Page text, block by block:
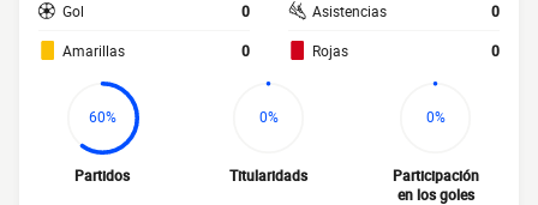
Gol 0
Amarillas 0
Asistencias 0
Rojas 0
60%
Partidos
0%
Titularidads
0%
Participación
en los goles